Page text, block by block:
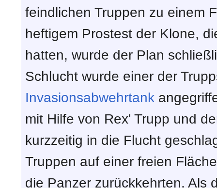
feindlichen Truppen zu einem
heftigem Prostest der Klone,
hatten, wurde der Plan
Schlucht wurde einer der
Invasionsabwehrtank
mit Hilfe von Rex' Trupp und
kurzzeitig in die Flucht
Truppen auf einer freien
die Panzer zurückkehrten. Als